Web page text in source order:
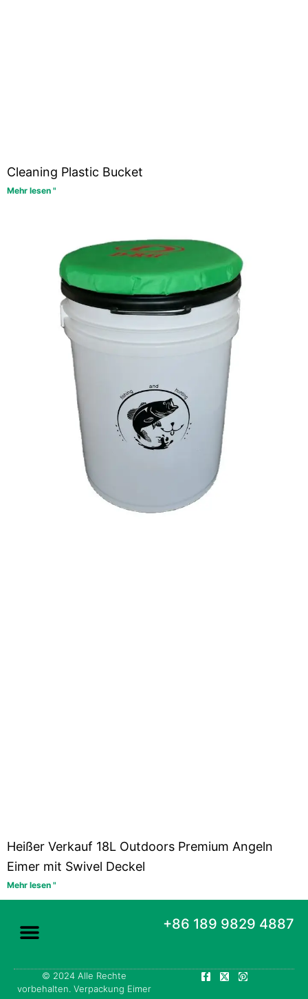
Cleaning Plastic Bucket
Mehr lesen "
Heißer Verkauf 18L Outdoors Premium Angeln
Eimer mit Swivel Deckel
Mehr lesen "
+86 189 9829 4887
© 2024 Alle Rechte
vorbehalten. Verpackung Eimer
F
a
X
-
P
i